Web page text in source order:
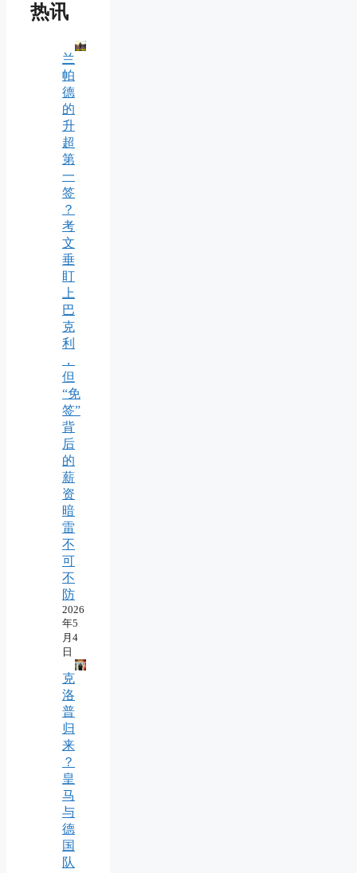
热讯
兰
帕
德
的
升
超
第
一
签
？
考
文
垂
盯
上
巴
克
利
，
但
“免
签”
背
后
的
薪
资
暗
雷
不
可
不
防
2026
年5
月4
日
克
洛
普
归
来
？
皇
马
与
德
国
队